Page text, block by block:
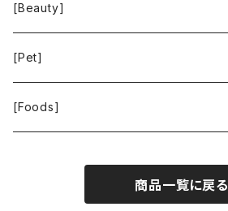
KUSKA
KAFFEEFORM
La Bontazza
THE TOKYO CORK
24BOTTLES
If You Care
Root Pouch
URBAN GREEN MAKERS
MOTHER FOREST
[Beauty]
STOP THE WATER WHILE USING ME!
[Pet]
WOLFGANG MAN ＆ BEAST
[Foods]
商品一覧に戻る